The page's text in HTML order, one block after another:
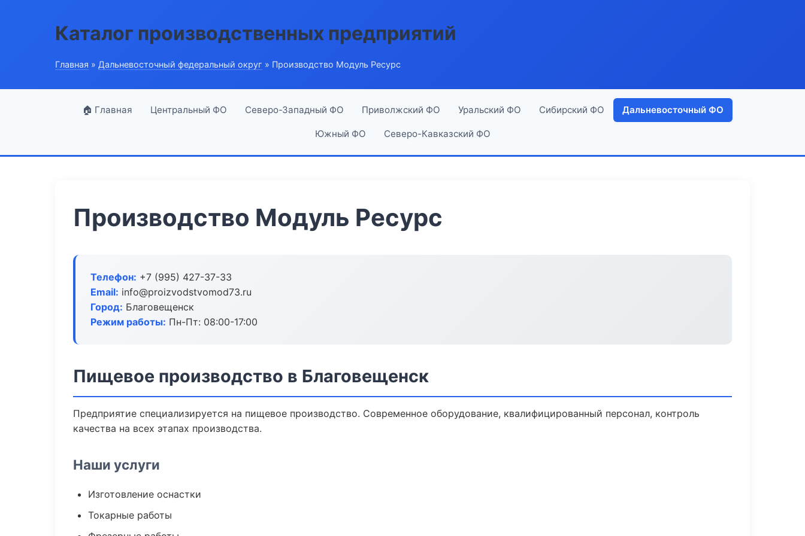
Каталог производственных предприятий
Главная » Дальневосточный федеральный округ » Производство Модуль Ресурс
🏠 Главная Центральный ФО Северо-Западный ФО Приволжский ФО Уральский ФО Сибирский ФО Дальневосточный ФО
Южный ФО Северо-Кавказский ФО
Производство Модуль Ресурс
Телефон: +7 (995) 427-37-33
Email: info@proizvodstvomod73.ru
Город: Благовещенск
Режим работы: Пн-Пт: 08:00-17:00
Пищевое производство в Благовещенск
Предприятие специализируется на пищевое производство. Современное оборудование, квалифицированный персонал, контроль
качества на всех этапах производства.
Наши услуги
Изготовление оснастки
Токарные работы